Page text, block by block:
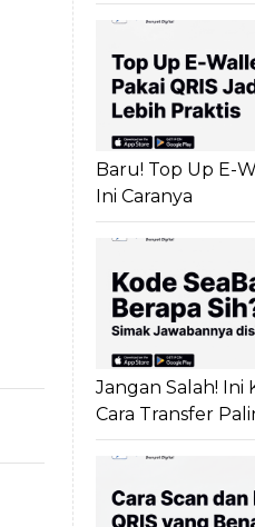
Baru! Top Up E-
Ini Caranya
Jangan Salah! Ini
Cara Transfer